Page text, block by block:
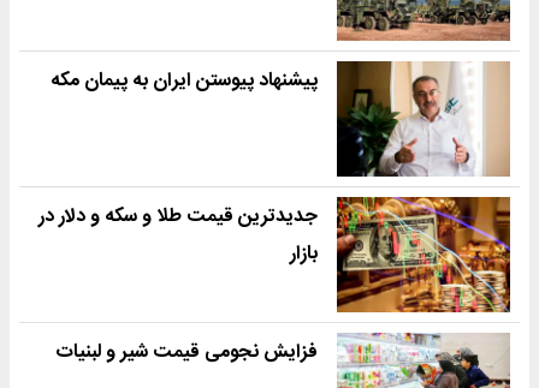
پیشنهاد پیوستن ایران به پیمان مکه
جدیدترین قیمت طلا و سکه و دلار در
بازار
فزایش نجومی قیمت شیر و لبنیات